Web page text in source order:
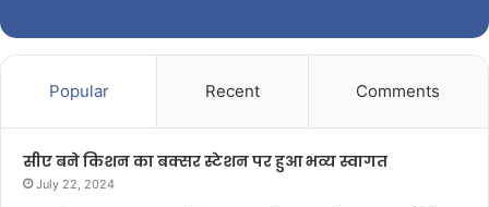
Popular Recent Comments
सीए बने किशन का बक्सर स्टेशन पर हुआ भव्य स्वागत
July 22, 2024